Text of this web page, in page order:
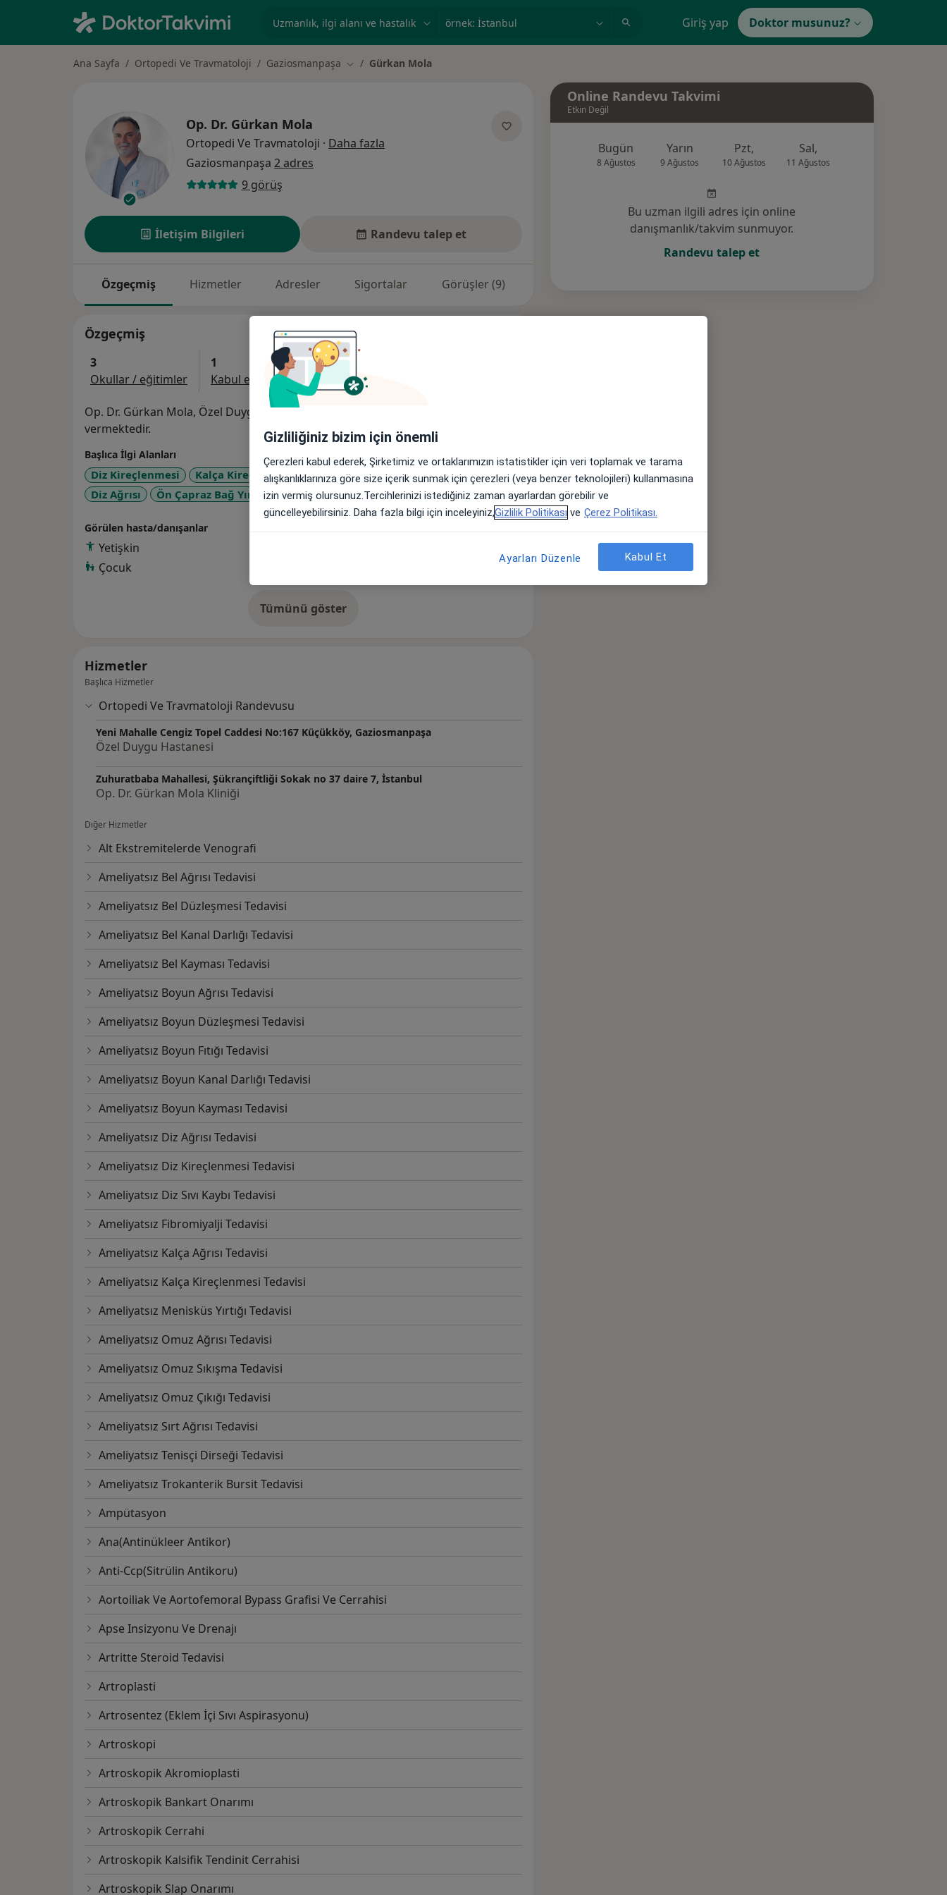
örnek: İstanbul Giriş yap Doktor musunuz?
Ana Sayfa Ortopedi Ve Travmatoloji Gaziosmanpaşa Şehir değiştir
Gürkan Mola
Op. Dr. Gürkan Mola
Ortopedi Ve Travmatoloji · Daha fazla
Gaziosmanpaşa 2 adres
9 görüş
İletişim Bilgileri Randevu talep et
Özgeçmiş Hizmetler Adresler Sigortalar Görüşler (9)
Özgeçmiş
3
Okullar / eğitimler
1
Kabul edilen sigortalar
Op. Dr. Gürkan Mola, Özel Duygu Hastanesi'nde ve kendi kliniğinde hizmet
vermektedir.
Başlıca İlgi Alanları
Diz Kireçlenmesi Kalça Kireçlenmesi (Koksartroz)
Menisküs Yırtığı
Diz Ağrısı
Ön Çapraz Bağ Yırtığı +26a11y_sr_more_diseases
Görülen hasta/danışanlar
Yetişkin
Çocuk
Tümünü gösterdeneyim hakkında
Hizmetler
Başlıca Hizmetler
Ortopedi Ve Travmatoloji Randevusu
Yeni Mahalle Cengiz Topel Caddesi No:167 Küçükköy, Gaziosmanpaşa
Özel Duygu Hastanesi
Zuhuratbaba Mahallesi, Şükrançiftliği Sokak no 37 daire 7, İstanbul
Op. Dr. Gürkan Mola Kliniği
Diğer Hizmetler
Alt Ekstremitelerde Venografi
Ameliyatsız Bel Ağrısı Tedavisi
Ameliyatsız Bel Düzleşmesi Tedavisi
Ameliyatsız Bel Kanal Darlığı Tedavisi
Ameliyatsız Bel Kayması Tedavisi
Ameliyatsız Boyun Ağrısı Tedavisi
Ameliyatsız Boyun Düzleşmesi Tedavisi
Ameliyatsız Boyun Fıtığı Tedavisi
Ameliyatsız Boyun Kanal Darlığı Tedavisi
Ameliyatsız Boyun Kayması Tedavisi
Ameliyatsız Diz Ağrısı Tedavisi
Ameliyatsız Diz Kireçlenmesi Tedavisi
Ameliyatsız Diz Sıvı Kaybı Tedavisi
Ameliyatsız Fibromiyalji Tedavisi
Ameliyatsız Kalça Ağrısı Tedavisi
Ameliyatsız Kalça Kireçlenmesi Tedavisi
Ameliyatsız Menisküs Yırtığı Tedavisi
Ameliyatsız Omuz Ağrısı Tedavisi
Ameliyatsız Omuz Sıkışma Tedavisi
Ameliyatsız Omuz Çıkığı Tedavisi
Ameliyatsız Sırt Ağrısı Tedavisi
Ameliyatsız Tenisçi Dirseği Tedavisi
Ameliyatsız Trokanterik Bursit Tedavisi
Ampütasyon
Ana(Antinükleer Antikor)
Anti-Ccp(Sitrülin Antikoru)
Aortoiliak Ve Aortofemoral Bypass Grafisi Ve Cerrahisi
Apse Insizyonu Ve Drenajı
Artritte Steroid Tedavisi
Artroplasti
Artrosentez (Eklem İçi Sıvı Aspirasyonu)
Artroskopi
Artroskopik Akromioplasti
Artroskopik Bankart Onarımı
Artroskopik Cerrahi
Artroskopik Kalsifik Tendinit Cerrahisi
Artroskopik Slap Onarımı
Online Randevu Takvimi
Etkin Değil
Bugün
8 Ağustos
Yarın
9 Ağustos
Pzt,
10 Ağustos
Sal,
11 Ağustos
Bu uzman ilgili adres için online
danışmanlık/takvim sunmuyor.
Randevu talep et
Gizliliğiniz bizim için önemli
Çerezleri kabul ederek, Şirketimiz ve ortaklarımızın istatistikler için veri toplamak ve tarama
alışkanlıklarınıza göre size içerik sunmak için çerezleri (veya benzer teknolojileri) kullanmasına
izin vermiş olursunuz.Tercihlerinizi istediğiniz zaman ayarlardan görebilir ve
güncelleyebilirsiniz. Daha fazla bilgi için inceleyiniz,Gizlilik Politikası ve Çerez Politikası.
Ayarları Düzenle Kabul Et